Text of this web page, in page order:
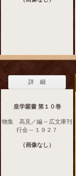
詳 細
皇学叢書 第１０巻
物集 高見／編 -- 広文庫刊
行会 -- １９２７
（画像なし）